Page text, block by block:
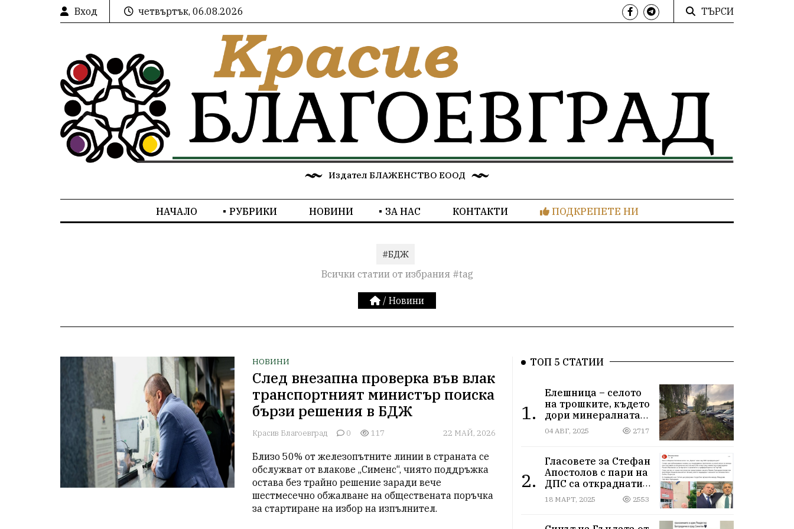
Вход четвъртък, 06.08.2026 ТЪРСИ
Издател БЛАЖЕНСТВО ЕООД
НАЧАЛО РУБРИКИ НОВИНИ ЗА НАС КОНТАКТИ ПОДКРЕПЕТЕ НИ
#БДЖ
Всички статии от избрания #tag
/ Новини
НОВИНИ
След внезапна проверка във влак
транспортният министър поиска
бързи решения в БДЖ
Красив Благоевград 0 117 22 МАЙ, 2026
Близо 50% от железопътните линии в страната се
обслужват от влакове „Сименс“, чиято поддръжка
остава без трайно решение заради вече
шестмесечно обжалване на обществената поръчка
за стартиране на избор на изпълнител.
ТОП 5 СТАТИИ
1.
Елешница – селото
на трошките, където
дори минералната
вода не може да
измие срама
04 АВГ, 2025 2717
2.
Гласовете за Стефан
Апостолов с пари на
ДПС са откраднати
от Иван Герчев,
медия бухалка го
18 МАРТ, 2025 2553